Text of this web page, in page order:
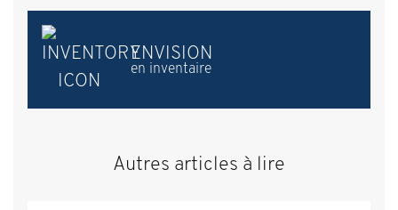
ENVISION
en inventaire
Autres articles à lire